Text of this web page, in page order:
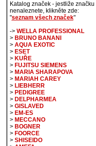
Katalog značek - jestliže značku
nenaleznete, klikněte zde:
"seznam všech značek"
-> WELLA PROFESSIONAL
> BRUNO BANANI
> AQUA EXOTIC
> ESET
> KUŘE
> FUJITSU SIEMENS
> MARIA SHARAPOVA
> MARIAH CAREY
> LIEBHERR
> PEDIGREE
> DELPHARMEA
> GISLAVED
> EM-ES
> MECCANO
> BOGNER
> FOORCE
> SHISEIDO